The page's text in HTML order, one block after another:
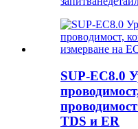
SUP-EC8.0
TDS и ER